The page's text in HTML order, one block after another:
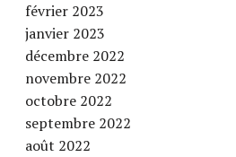
février 2023
janvier 2023
décembre 2022
novembre 2022
octobre 2022
septembre 2022
août 2022